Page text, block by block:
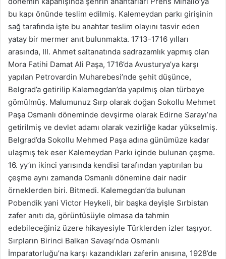
bu kapı önünde teslim edilmiş. Kalemeydan parkı girişinin
sağ tarafında işte bu anahtar teslim olayını tasvir eden
yatay bir mermer anıt bulunmakta. 1713-1716 yılları
arasında, III. Ahmet saltanatında sadrazamlık yapmış olan
Mora Fatihi Damat Ali Paşa, 1716’da Avusturya’ya karşı
yapılan Petrovardin Muharebesi’nde şehit düşünce,
Belgrad’a getirilip Kalemegdan’da yapılmış olan türbeye
gömülmüş. Malumunuz Sırp olarak doğan Sokollu Mehmet
Paşa Osmanlı döneminde devşirme olarak Edirne Sarayı’na
getirilmiş ve devlet adamı olarak vezirliğe kadar yükselmiş.
Belgrad’da Sokollu Mehmed Paşa adına günümüze kadar
ulaşmış tek eser Kalemeydan Parkı içinde bulunan çeşme.
16. yy’ın ikinci yarısında kendisi tarafından yaptırılan bu
çeşme aynı zamanda Osmanlı dönemine dair nadir
örneklerden biri. Bitmedi. Kalemegdan’da bulunan
Pobendik yani Victor Heykeli, bir başka deyişle Sırbistan
zafer anıtı da, görüntüsüyle olmasa da tahmin
edebileceğiniz üzere hikayesiyle Türklerden izler taşıyor.
Sırpların Birinci Balkan Savaşı’nda Osmanlı
İmparatorluğu’na karşı kazandıkları zaferin anısına, 1928’de